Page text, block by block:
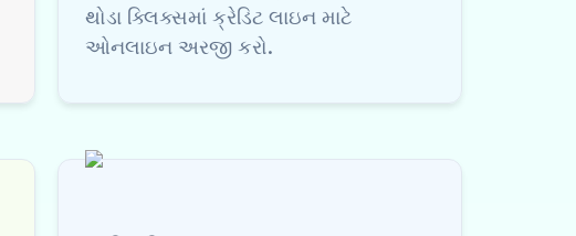
થોડા ક્લિક્સમાં ક્રેડિટ લાઇન માટે
ઓનલાઇન અરજી કરો.